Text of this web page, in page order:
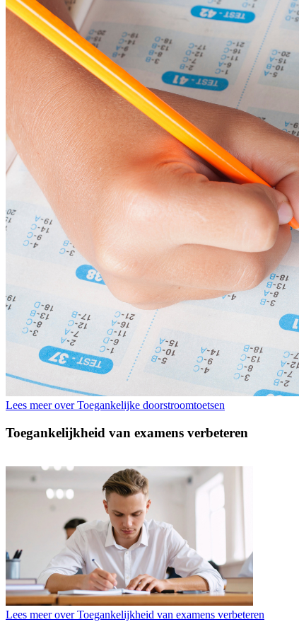
Lees meer over Toegankelijke doorstroomtoetsen
Toegankelijkheid van examens verbeteren
Lees meer over Toegankelijkheid van examens verbeteren